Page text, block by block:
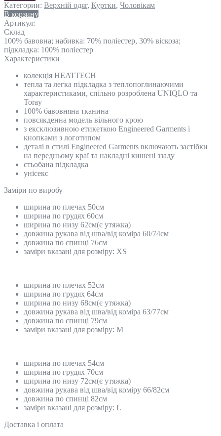
Категории: Верхній одяг, Куртки, Чоловікам
В корзину
Артикул:
Склад
100% бавовна; набивка: 70% поліестер, 30% віскоза;
підкладка: 100% поліестер
Характеристики
колекція HEATTECH
тепла та легка підкладка з теплопоглинаючими
характеристиками, спільно розроблена UNIQLO та
Toray
100% бавовняна тканина
повсякденна модель вільного крою
з ексклюзивною етикеткою Engineered Garments і
кнопками з логотипом
деталі в стилі Engineered Garments включають застібки
на передньому краї та накладні кишені ззаду
стьобана підкладка
унісекс
Замiри по виробу
ширина по плечах 50см
ширина по грудях 60см
ширина по низу 62см(є утяжка)
довжина рукава від шва/від коміра 60/74см
довжина по спинці 76см
заміри вказані для розміру: ХS
ширина по плечах 52см
ширина по грудях 64см
ширина по низу 68см(є утяжка)
довжина рукава від шва/від коміра 63/77см
довжина по спинці 79см
заміри вказані для розміру: M
ширина по плечах 54см
ширина по грудях 70см
ширина по низу 72см(є утяжка)
довжина рукава від шва/від коміру 66/82см
довжина по спинці 82см
заміри вказані для розміру: L
Доставка і оплата